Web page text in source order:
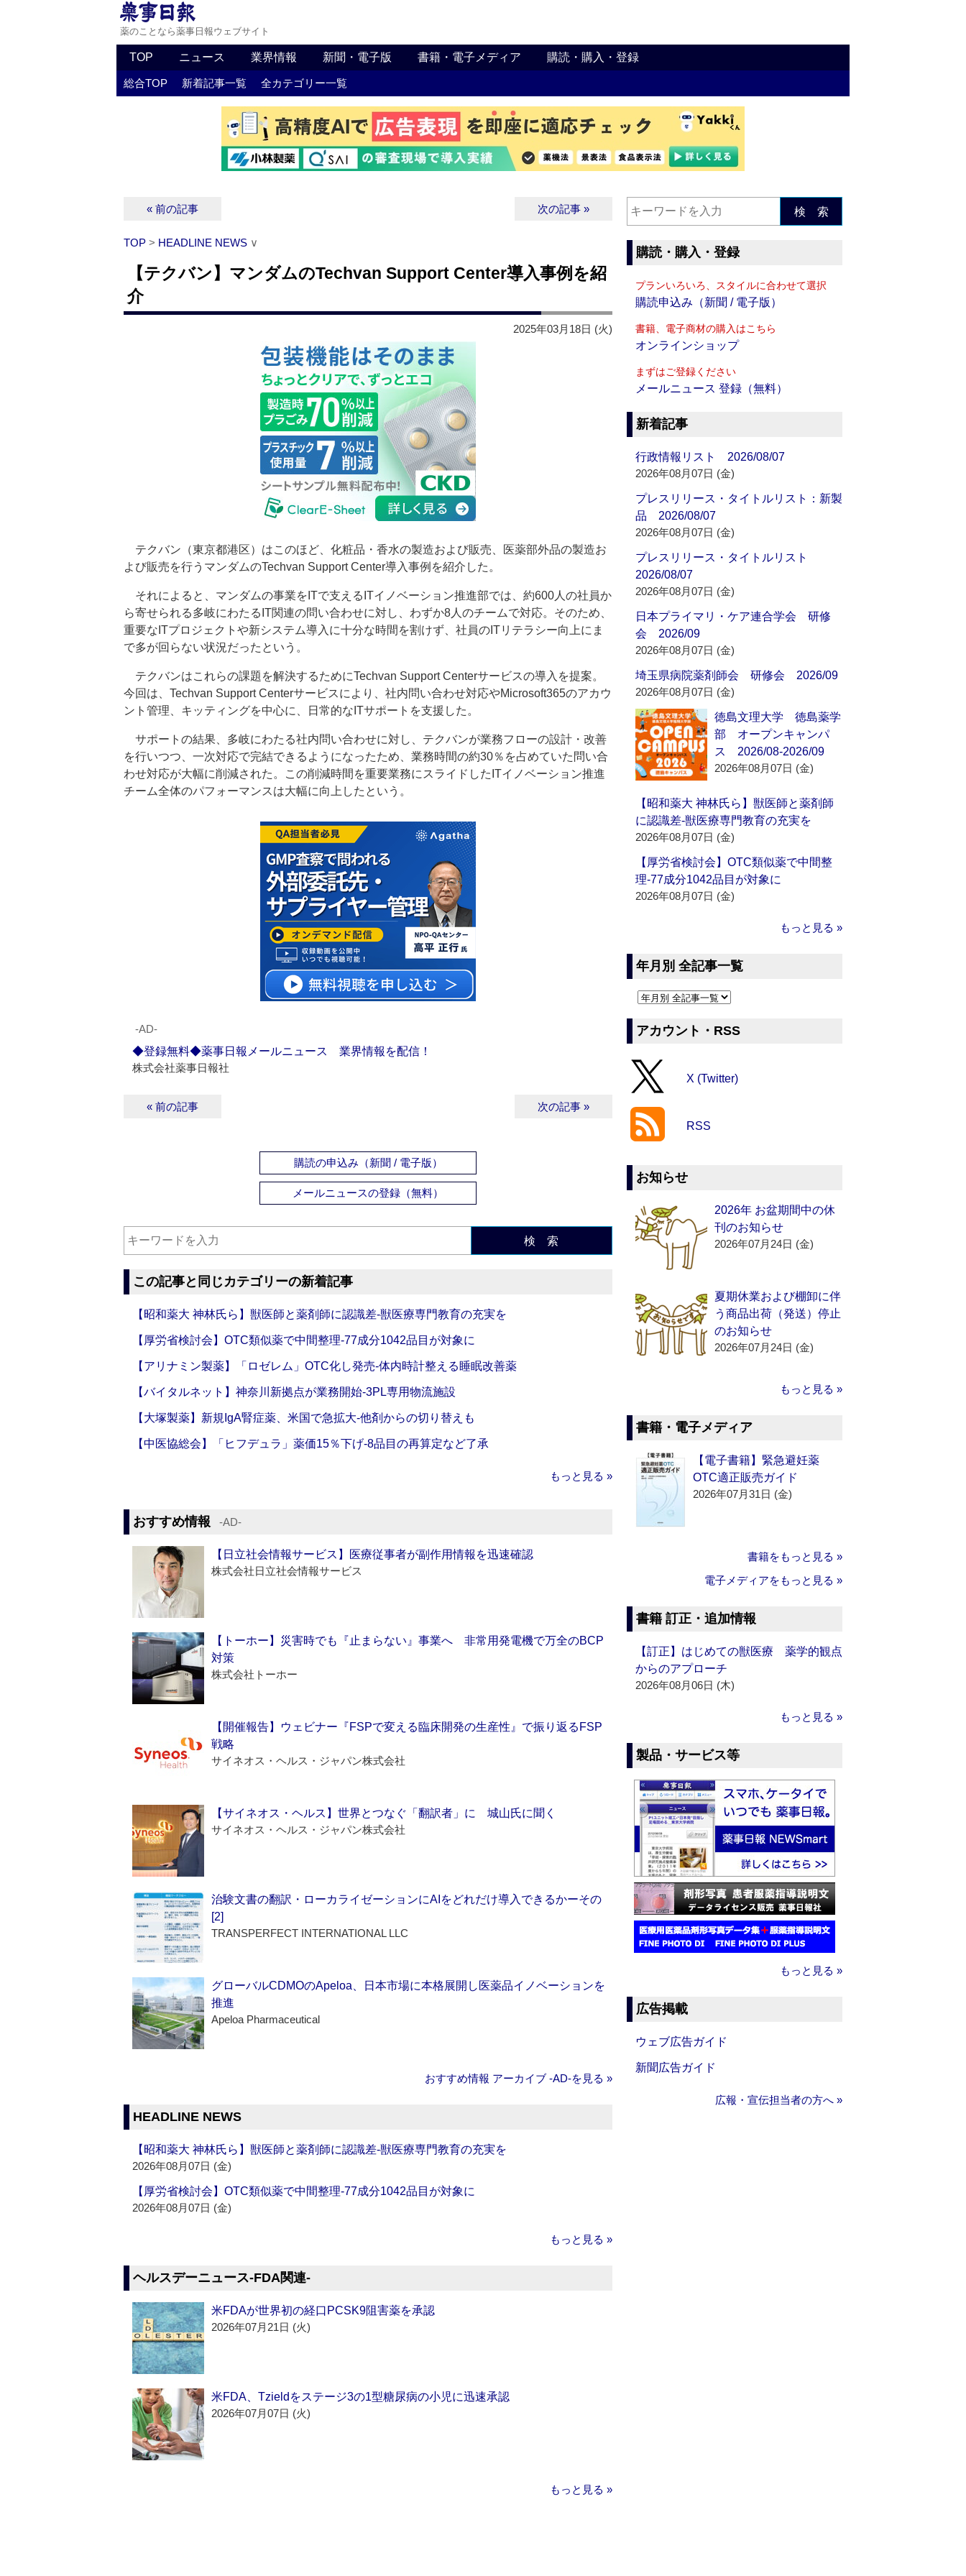
薬のことなら薬事日報ウェブサイト
TOP ニュース 業界情報 新聞・電子版 書籍・電子メディア 購読・購入・登録
総合TOP 新着記事一覧 全カテゴリー一覧
« 前の記事 次の記事 »
TOP > HEADLINE NEWS ∨
【テクバン】マンダムのTechvan Support Center導入事例を紹
介
2025年03月18日 (火)
テクバン（東京都港区）はこのほど、化粧品・香水の製造および販売、医薬部外品の製造お
よび販売を行うマンダムのTechvan Support Center導入事例を紹介した。
それによると、マンダムの事業をITで支えるITイノベーション推進部では、約600人の社員か
ら寄せられる多岐にわたるIT関連の問い合わせに対し、わずか8人のチームで対応。そのため、
重要なITプロジェクトや新システム導入に十分な時間を割けず、社員のITリテラシー向上にま
で多が回らない状況だったという。
テクバンはこれらの課題を解決するためにTechvan Support Centerサービスの導入を提案。
今回は、Techvan Support Centerサービスにより、社内問い合わせ対応やMicrosoft365のアカウ
ント管理、キッティングを中心に、日常的なITサポートを支援した。
サポートの結果、多岐にわたる社内問い合わせに対し、テクバンが業務フローの設計・改善
を行いつつ、一次対応で完結できるようになったため、業務時間の約30％を占めていた問い合
わせ対応が大幅に削減された。この削減時間を重要業務にスライドしたITイノベーション推進
チーム全体のパフォーマンスは大幅に向上したという。
‐AD‐
◆登録無料◆薬事日報メールニュース 業界情報を配信！
株式会社薬事日報社
« 前の記事 次の記事 »
購読の申込み（新聞 / 電子版）
メールニュースの登録（無料）
検 索
この記事と同じカテゴリーの新着記事
【昭和薬大 神林氏ら】獣医師と薬剤師に認識差‐獣医療専門教育の充実を
【厚労省検討会】OTC類似薬で中間整理‐77成分1042品目が対象に
【アリナミン製薬】「ロゼレム」OTC化し発売‐体内時計整える睡眠改善薬
【バイタルネット】神奈川新拠点が業務開始‐3PL専用物流施設
【大塚製薬】新規IgA腎症薬、米国で急拡大‐他剤からの切り替えも
【中医協総会】「ヒフデュラ」薬価15％下げ‐8品目の再算定など了承
もっと見る »
おすすめ情報 ‐AD‐
【日立社会情報サービス】医療従事者が副作用情報を迅速確認
株式会社日立社会情報サービス
【トーホー】災害時でも『止まらない』事業へ 非常用発電機で万全のBCP
対策
株式会社トーホー
【開催報告】ウェビナー『FSPで変える臨床開発の生産性』で振り返るFSP
戦略
サイネオス・ヘルス・ジャパン株式会社
【サイネオス・ヘルス】世界とつなぐ「翻訳者」に 城山氏に聞く
サイネオス・ヘルス・ジャパン株式会社
治験文書の翻訳・ローカライゼーションにAIをどれだけ導入できるかーその
[2]
TRANSPERFECT INTERNATIONAL LLC
グローバルCDMOのApeloa、日本市場に本格展開し医薬品イノベーションを
推進
Apeloa Pharmaceutical
おすすめ情報 アーカイブ ‐AD‐を見る »
HEADLINE NEWS
【昭和薬大 神林氏ら】獣医師と薬剤師に認識差‐獣医療専門教育の充実を
2026年08月07日 (金)
【厚労省検討会】OTC類似薬で中間整理‐77成分1042品目が対象に
2026年08月07日 (金)
もっと見る »
ヘルスデーニュース‐FDA関連‐
米FDAが世界初の経口PCSK9阻害薬を承認
2026年07月21日 (火)
米FDA、Tzieldをステージ3の1型糖尿病の小児に迅速承認
2026年07月07日 (火)
もっと見る »
検 索
購読・購入・登録
プランいろいろ、スタイルに合わせて選択
購読申込み（新聞 / 電子版）
書籍、電子商材の購入はこちら
オンラインショップ
まずはご登録ください
メールニュース 登録（無料）
新着記事
行政情報リスト 2026/08/07
2026年08月07日 (金)
プレスリリース・タイトルリスト：新製
品 2026/08/07
2026年08月07日 (金)
プレスリリース・タイトルリスト
2026/08/07
2026年08月07日 (金)
日本プライマリ・ケア連合学会 研修
会 2026/09
2026年08月07日 (金)
埼玉県病院薬剤師会 研修会 2026/09
2026年08月07日 (金)
徳島文理大学 徳島薬学
部 オープンキャンパ
ス 2026/08-2026/09
2026年08月07日 (金)
【昭和薬大 神林氏ら】獣医師と薬剤師
に認識差‐獣医療専門教育の充実を
2026年08月07日 (金)
【厚労省検討会】OTC類似薬で中間整
理‐77成分1042品目が対象に
2026年08月07日 (金)
もっと見る »
年月別 全記事一覧
アカウント・RSS
X (Twitter)
RSS
お知らせ
2026年 お盆期間中の休
刊のお知らせ
2026年07月24日 (金)
夏期休業および棚卸に伴
う商品出荷（発送）停止
のお知らせ
2026年07月24日 (金)
もっと見る »
書籍・電子メディア
【電子書籍】緊急避妊薬
OTC適正販売ガイド
2026年07月31日 (金)
書籍をもっと見る »
電子メディアをもっと見る »
書籍 訂正・追加情報
【訂正】はじめての獣医療 薬学的観点
からのアプローチ
2026年08月06日 (木)
もっと見る »
製品・サービス等
もっと見る »
広告掲載
ウェブ広告ガイド
新聞広告ガイド
広報・宣伝担当者の方へ »